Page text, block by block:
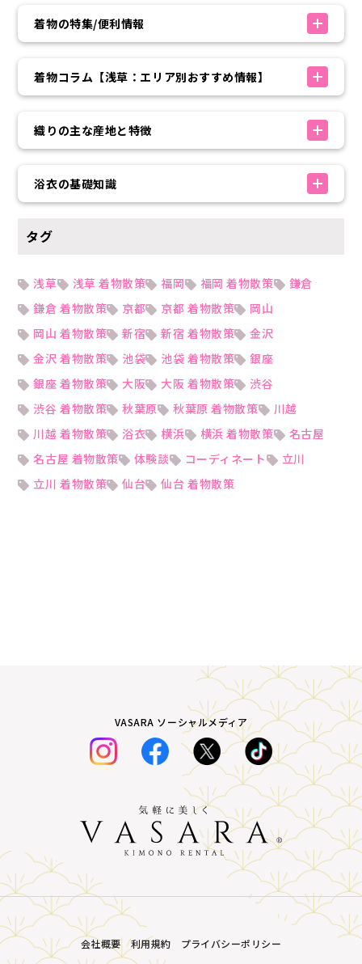
着物の特集/便利情報
着物コラム【浅草：エリア別おすすめ情報】
織りの主な産地と特徴
浴衣の基礎知識
タグ
浅草 浅草 着物散策 福岡 福岡 着物散策
鎌倉
鎌倉 着物散策
京都 京都 着物散策
岡山
岡山 着物散策
新宿 新宿 着物散策
金沢
金沢 着物散策
池袋 池袋 着物散策
銀座
銀座 着物散策
大阪 大阪 着物散策
渋谷
渋谷 着物散策
秋葉原 秋葉原 着物散策
川越
川越 着物散策
浴衣 横浜 横浜 着物散策
名古屋
名古屋 着物散策
体験談 コーディネート
立川
立川 着物散策
仙台 仙台 着物散策
VASARA ソーシャルメディア
会社概要 利用規約 プライバシーポリシー